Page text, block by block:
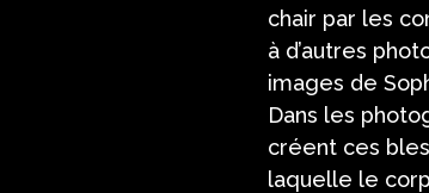
chair par les
à d’autres
images de
Dans les
créent ces
laquelle le